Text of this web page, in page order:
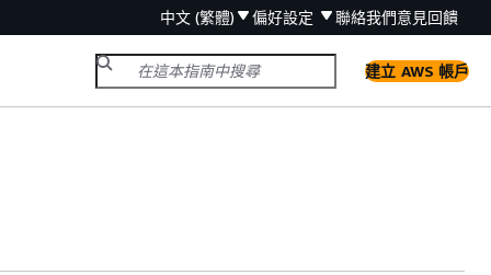
中文 (繁體) 偏好設定 聯絡我們意見回饋
建立 AWS 帳戶